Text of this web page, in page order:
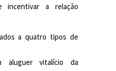
incentivar a relação
a quatro tipos de
aluguer vitalício da